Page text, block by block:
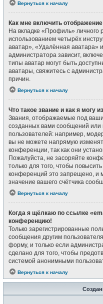
Вернуться к началу
Как мне включить
На вкладке «Профиль» личного
использованием четырёх
аватар», «Удалённая аватара»
администратора зависит,
типы аватар могут быть
аватары, свяжитесь с
причин.
Вернуться к началу
Что такое звание и как я могу
Звания, отображаемые под
созданных вами сообщений
пользователей: например,
вы не можете напрямую
конференции, так как они
Пожалуйста, не засоряйте
только для того, чтобы
конференций это запрещено, и
значение вашего счётчика
Вернуться к началу
Когда я щёлкаю по ссылке
конференцию!
Только зарегистрированные
сообщения другим
форму, и только если
сделано для того, чтобы
системой анонимными
Вернуться к началу